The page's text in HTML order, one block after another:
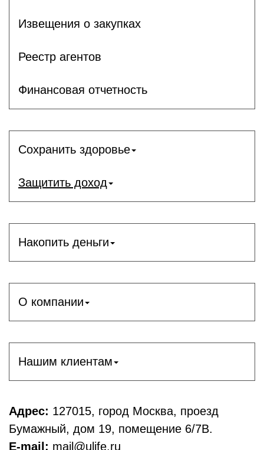
Извещения о закупках
Реестр агентов
Финансовая отчетность
Сохранить здоровье
Защитить доход
Накопить деньги
О компании
Нашим клиентам
Адрес: 127015, город Москва, проезд
Бумажный, дом 19, помещение 6/7В.
E-mail: mail@ulife.ru